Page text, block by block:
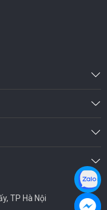
TP Hà Nội